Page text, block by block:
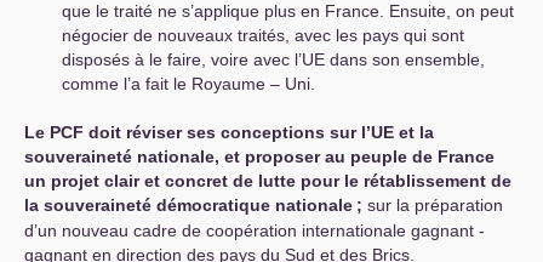
que le traité ne s’applique plus en France. Ensuite, on peut
négocier de nouveaux traités, avec les pays qui sont
disposés à le faire, voire avec l’UE dans son ensemble,
comme l’a fait le Royaume – Uni.
Le PCF doit réviser ses conceptions sur l’UE et la
souveraineté nationale, et proposer au peuple de France
un projet clair et concret de lutte pour le rétablissement de
la souveraineté démocratique nationale ; sur la préparation
d’un nouveau cadre de coopération internationale gagnant -
gagnant en direction des pays du Sud et des Brics.